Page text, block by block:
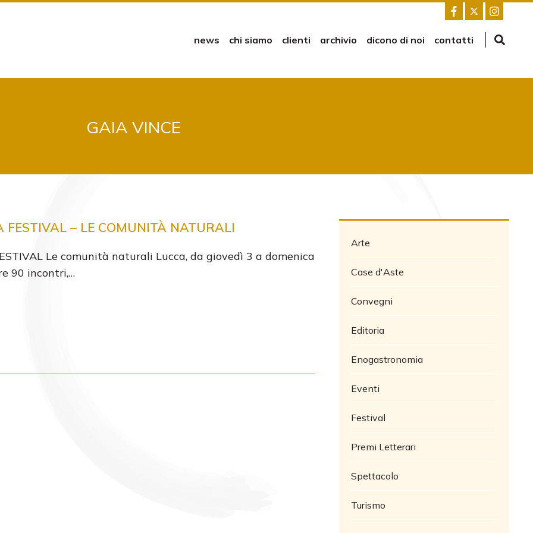
news chi siamo clienti archivio dicono di noi contatti
GAIA VINCE
FESTIVAL – LE COMUNITÀ NATURALI
Le comunità naturali Lucca, da giovedì 3 a domenica
90 incontri,…
Arte
Case d'Aste
Convegni
Editoria
Enogastronomia
Eventi
Festival
Premi Letterari
Spettacolo
Turismo